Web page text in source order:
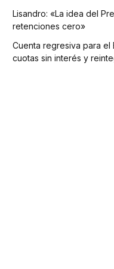
Lisandro: «La idea del
retenciones cero»
Cuenta regresiva para el
cuotas sin interés y